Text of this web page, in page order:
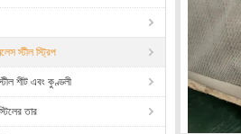
স্টীল স্ট্রিপ
শীট এবং কুণ্ডলী
তার